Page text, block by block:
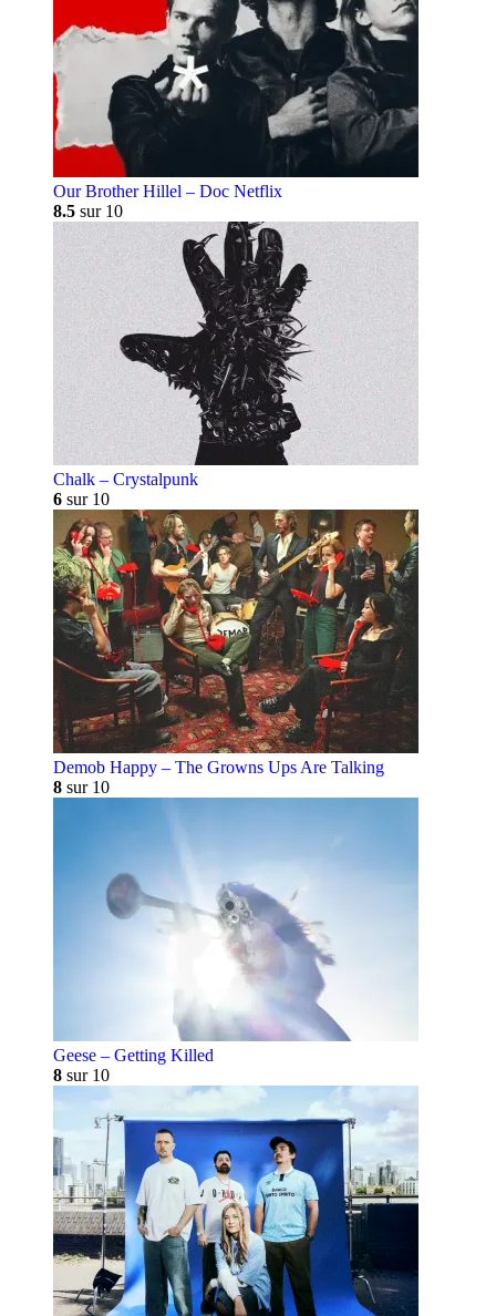
Our Brother Hillel – Doc Netflix
8.5 sur 10
Chalk – Crystalpunk
6 sur 10
Demob Happy – The Growns Ups Are Talking
8 sur 10
Geese – Getting Killed
8 sur 10